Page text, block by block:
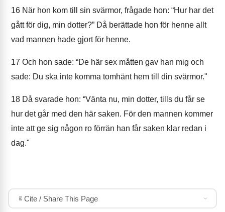
16 När hon kom till sin svärmor, frågade hon: “Hur har det
gått för dig, min dotter?” Då berättade hon för henne allt
vad mannen hade gjort för henne.
17 Och hon sade: “De här sex måtten gav han mig och
sade: Du ska inte komma tomhänt hem till din svärmor."
18 Då svarade hon: “Vänta nu, min dotter, tills du får se
hur det går med den här saken. För den mannen kommer
inte att ge sig någon ro förrän han får saken klar redan i
dag."
Cite / Share This Page